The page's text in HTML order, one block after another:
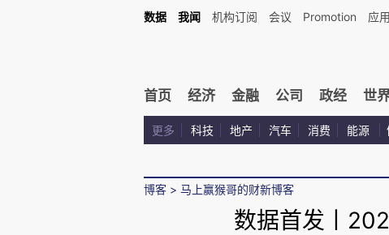
数据 我闻 机构订阅 会议 Promotion 应
首页 经济 金融 公司 政经 世
更多 科技 地产 汽车 消费 能源
博客 > 马上赢猴哥的财新博客
数据首发丨